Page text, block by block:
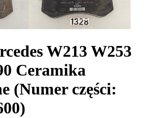
W213 W253
Ceramika
(Numer części: